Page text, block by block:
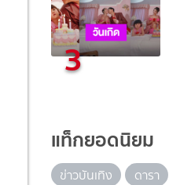
3
แท็กยอดนิยม
ข่าวบันเทิง ดารา